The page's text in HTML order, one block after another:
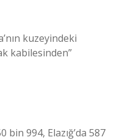
kuzeyindeki
kabilesinden”
994, Elazığ’da 587